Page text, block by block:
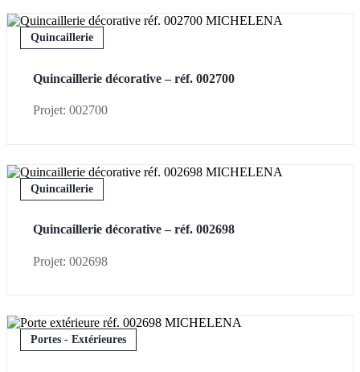
Quincaillerie
Quincaillerie décorative – réf. 002700
Projet: 002700
Quincaillerie
Quincaillerie décorative – réf. 002698
Projet: 002698
Portes - Extérieures